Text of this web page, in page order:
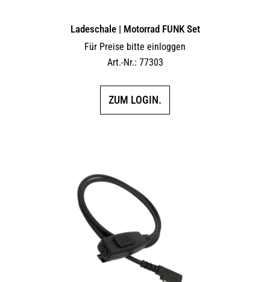
Ladeschale | Motorrad FUNK Set
Für Preise bitte einloggen
Art.-Nr.: 77303
ZUM LOGIN.